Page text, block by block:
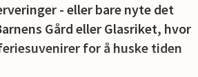
- eller bare nyte det
Gård eller Glasriket, hvor
for å huske tiden